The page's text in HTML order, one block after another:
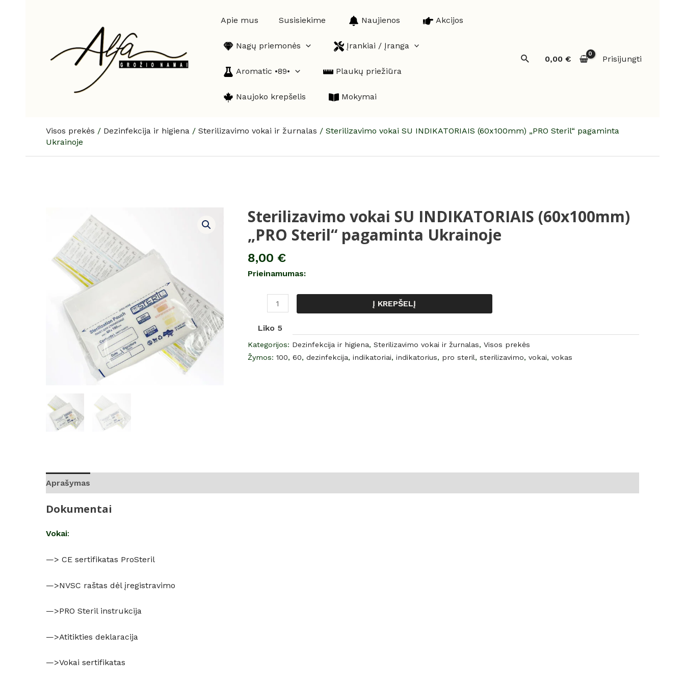
Apie mus Susisiekime Naujienos Akcijos
Nagų priemonės Įrankiai / Įranga
Aromatic •89• Plaukų priežiūra
Naujoko krepšelis Mokymai
Paieška0,00 € Prisijungti
Visos prekės / Dezinfekcija ir higiena / Sterilizavimo vokai ir žurnalas / Sterilizavimo vokai SU INDIKATORIAIS (60x100mm) „PRO Steril“ pagaminta
Ukrainoje
Sterilizavimo vokai SU INDIKATORIAIS (60x100mm)
„PRO Steril“ pagaminta Ukrainoje
8,00 €
Prieinamumas:
produkto
Sterilizavimo
vokai
SU
INDIKATORIAIS
Steril“
pagaminta
Ukrainoje
Į KREPŠELĮ
Liko 5
Kategorijos: Dezinfekcija ir higiena, Sterilizavimo vokai ir žurnalas, Visos prekės
Žymos: 100, 60, dezinfekcija, indikatoriai, indikatorius, pro steril, sterilizavimo, vokai, vokas
Aprašymas
Dokumentai
Vokai:
—> CE sertifikatas ProSteril
—>NVSC raštas dėl įregistravimo
—>PRO Steril instrukcija
—>Atitikties deklaracija
—>Vokai sertifikatas